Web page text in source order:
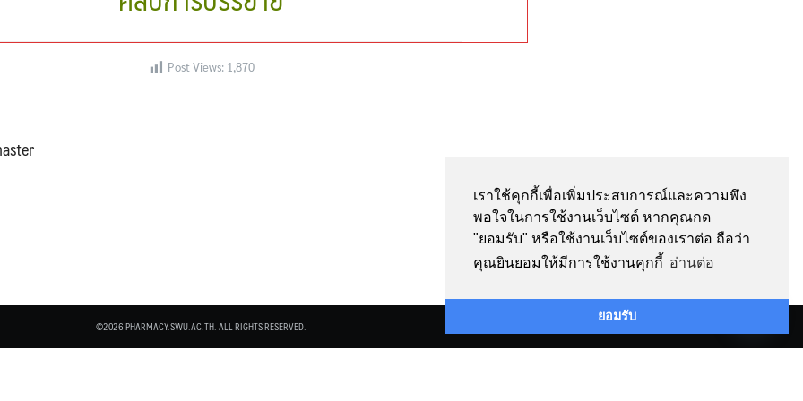
เราใช้คุกกี้เพื่อเพิ่มประสบการณ์และความพึง
พอใจในการใช้งานเว็บไซต์ หากคุณกด
"ยอมรับ" หรือใช้งานเว็บไซต์ของเราต่อ ถือว่า
คุณยินยอมให้มีการใช้งานคุกกี้ อ่านต่อ
ยอมรับ
Post Views: 1,870
©2026 PHARMACY.SWU.AC.TH. ALL RIGHTS RESERVED.
Contact us
Open